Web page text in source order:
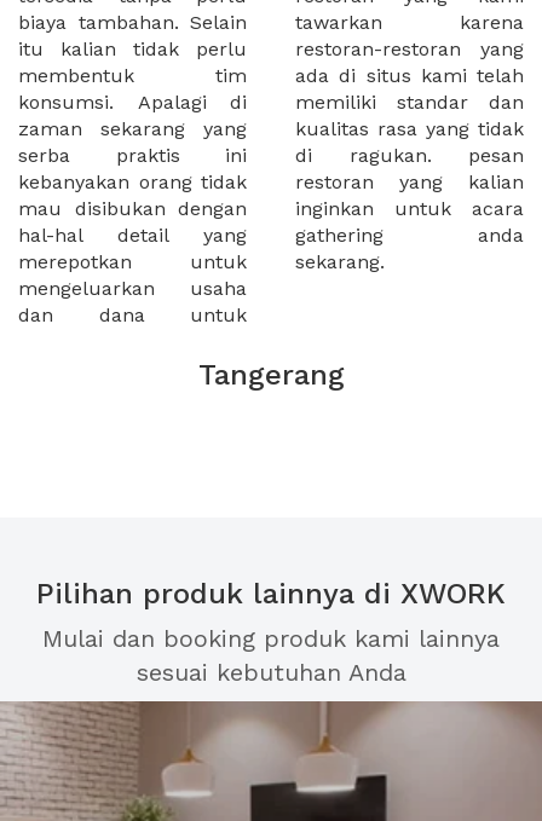
biaya tambahan. Selain
itu kalian tidak perlu
membentuk tim
konsumsi. Apalagi di
zaman sekarang yang
serba praktis ini
kebanyakan orang tidak
mau disibukan dengan
hal-hal detail yang
merepotkan untuk
mengeluarkan usaha
dan dana untuk
tawarkan karena
restoran-restoran yang
ada di situs kami telah
memiliki standar dan
kualitas rasa yang tidak
di ragukan. pesan
restoran yang kalian
inginkan untuk acara
gathering anda
sekarang.
Tangerang
Pilihan produk lainnya di XWORK
Mulai dan booking produk kami lainnya
sesuai kebutuhan Anda